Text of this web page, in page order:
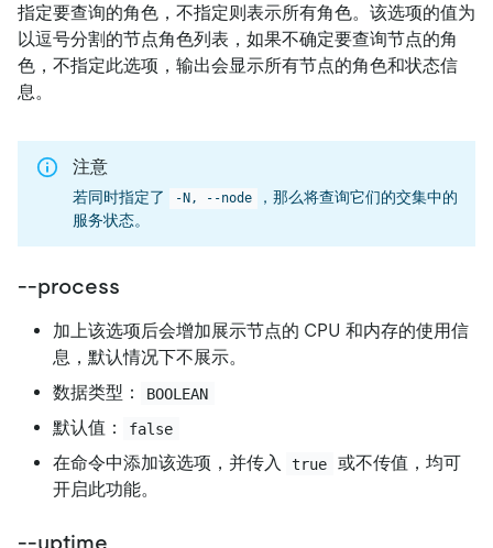
指定要查询的角色，不指定则表示所有角色。该选项的值为
以逗号分割的节点角色列表，如果不确定要查询节点的角
色，不指定此选项，输出会显示所有节点的角色和状态信
息。
注意
若同时指定了 -N, --node
，那么将查询它们的交集中的
服务状态。
--process
加上该选项后会增加展示节点的 CPU 和内存的使用信
息，默认情况下不展示。
数据类型：
BOOLEAN
默认值： false
在命令中添加该选项，并传入 true
或不传值，均可
开启此功能。
--uptime